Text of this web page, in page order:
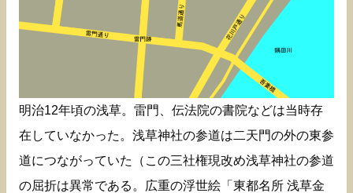
明治12年頃の浅草。雷門、伝法院の書院などは当時存
在していなかった。浅草神社の参道は二天門の外の東参
道につながっていた（この三社権現改め浅草神社の参道
の屈折は異常である。広重の浮世絵「東都名所 浅草金